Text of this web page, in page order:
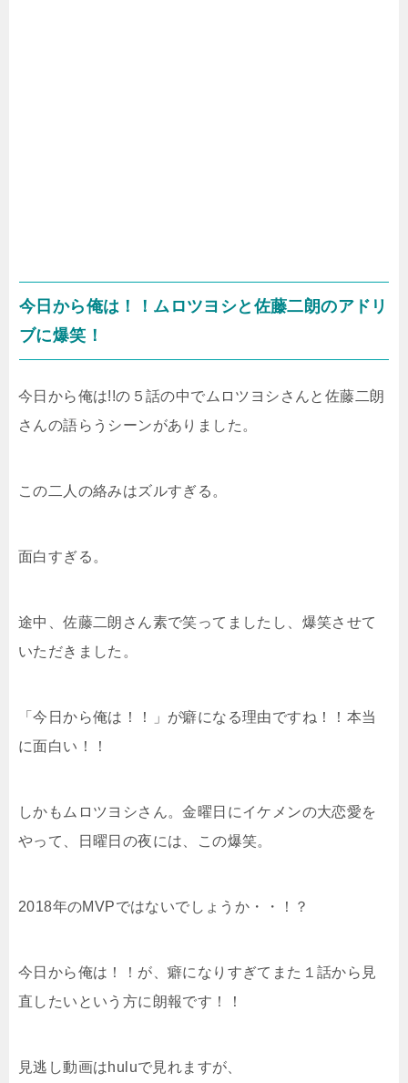
今日から俺は！！ムロツヨシと佐藤二朗のアドリ
ブに爆笑！
今日から俺は!!の５話の中でムロツヨシさんと佐藤二朗
さんの語らうシーンがありました。
この二人の絡みはズルすぎる。
面白すぎる。
途中、佐藤二朗さん素で笑ってましたし、爆笑させて
いただきました。
「今日から俺は！！」が癖になる理由ですね！！本当
に面白い！！
しかもムロツヨシさん。金曜日にイケメンの大恋愛を
やって、日曜日の夜には、この爆笑。
2018年のMVPではないでしょうか・・！？
今日から俺は！！が、癖になりすぎてまた１話から見
直したいという方に朗報です！！
見逃し動画はhuluで見れますが、